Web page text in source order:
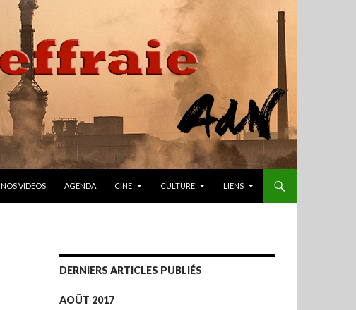
NOS VIDEOS AGENDA CINE CULTURE LIENS
DERNIERS ARTICLES PUBLIÉS
AOÛT 2017